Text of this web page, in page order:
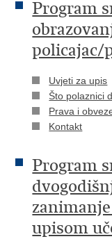
Program
policajac/
​Uvjeti za upis
Što polaznici
Prava i
Kontakt
Program
upisom